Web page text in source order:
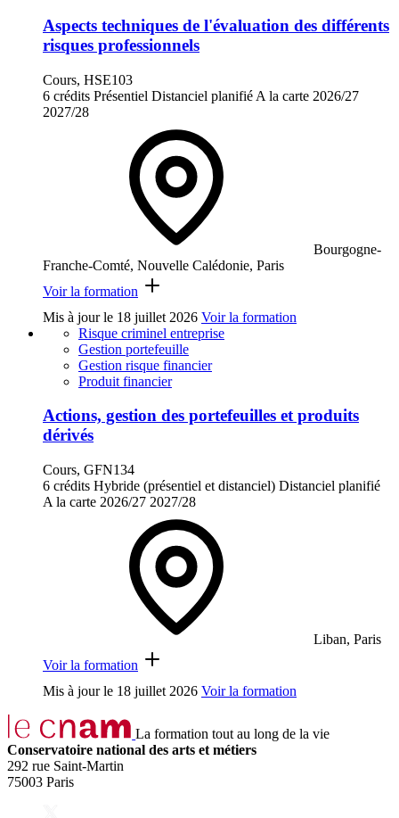
Aspects techniques de l'évaluation des différents
risques professionnels
Cours, HSE103
6 crédits Présentiel Distanciel planifié A la carte 2026/27
2027/28
Bourgogne-
Franche-Comté, Nouvelle Calédonie, Paris
Voir la formation
Mis à jour le 18 juillet 2026 Voir la formation
Risque criminel entreprise
Gestion portefeuille
Gestion risque financier
Produit financier
Actions, gestion des portefeuilles et produits
dérivés
Cours, GFN134
6 crédits Hybride (présentiel et distanciel) Distanciel planifié
A la carte 2026/27 2027/28
Liban, Paris
Voir la formation
Mis à jour le 18 juillet 2026 Voir la formation
La formation tout au long de la vie
Conservatoire national des arts et métiers
292 rue Saint-Martin
75003 Paris